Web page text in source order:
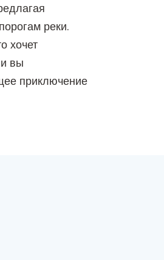
реки.
хочет
вы
приключение